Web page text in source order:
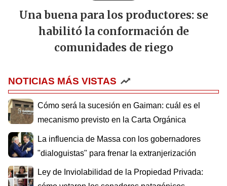
Una buena para los productores: se
habilitó la conformación de
comunidades de riego
NOTICIAS MÁS VISTAS
Cómo será la sucesión en Gaiman: cuál es el
mecanismo previsto en la Carta Orgánica
La influencia de Massa con los gobernadores
"dialoguistas" para frenar la extranjerización
Ley de Inviolabilidad de la Propiedad Privada: